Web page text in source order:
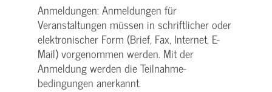
Anmeldungen: Anmeldungen für
Veranstaltungen müssen in schriftlicher oder
elektronischer Form (Brief, Fax, Internet, E-
Mail) vorgenommen werden. Mit der
Anmeldung werden die Teilnahme­
bedingungen anerkannt.